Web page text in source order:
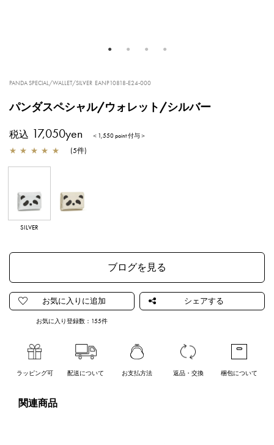
PANDA SPECIAL/WALLET/SILVER EANP10818-E24-000
パンダスペシャル/ウォレット/シルバー
税込 17,050yen ＜1,550 point 付与＞
★ ★ ★ ★ ★ (5件)
SILVER
ブログを見る
お気に入り登録数： 155件
ラッピング可 配送について お支払方法 返品・交換 梱包について
関連商品